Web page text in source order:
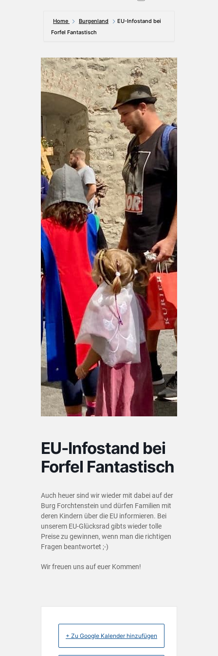
Home Burgenland
EU-Infostand bei
Forfel Fantastisch
EU-Infostand bei
Forfel Fantastisch
Auch heuer sind wir wieder mit dabei auf der
Burg Forchtenstein und dürfen Familien mit
deren Kindern über die EU informieren. Bei
unserem EU-Glücksrad gibts wieder tolle
Preise zu gewinnen, wenn man die richtigen
Fragen beantwortet ;-)
Wir freuen uns auf euer Kommen!
+ Zu Google Kalender hinzufügen